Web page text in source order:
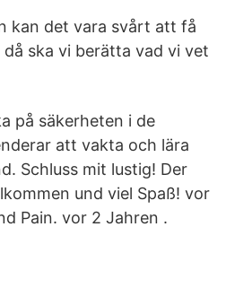
kan det vara svårt att få
ska vi berätta vad vi vet
på säkerheten i de
att vakta och lära
Schluss mit lustig! Der
und viel Spaß! vor
Pain. vor 2 Jahren .